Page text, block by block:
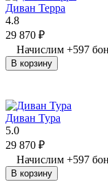
Диван Терра
4.8
29 870 ₽
Начислим +597
В корзину
Диван Тура
5.0
29 870 ₽
Начислим +597
В корзину